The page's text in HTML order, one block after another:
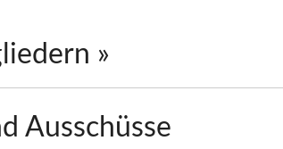
»
Ausschüsse